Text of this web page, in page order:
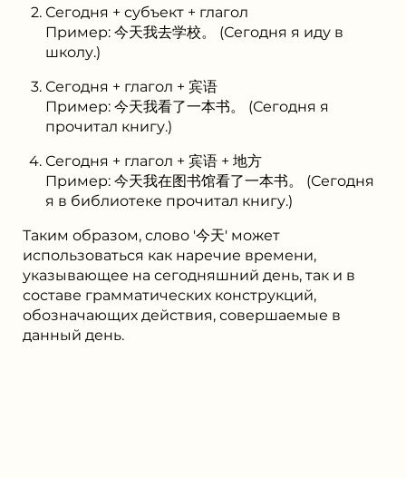
Сегодня + субъект + глагол
Пример: 今天我去学校。 (Сегодня я иду в
школу.)
Сегодня + глагол + 宾语
Пример: 今天我看了一本书。 (Сегодня я
прочитал книгу.)
Сегодня + глагол + 宾语 + 地方
Пример: 今天我在图书馆看了一本书。 (Сегодня
я в библиотеке прочитал книгу.)
Таким образом, слово '今天' может
использоваться как наречие времени,
указывающее на сегодняшний день, так и в
составе грамматических конструкций,
обозначающих действия, совершаемые в
данный день.